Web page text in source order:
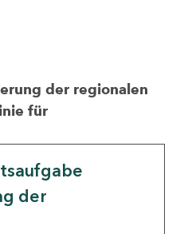
der regionalen
für
der